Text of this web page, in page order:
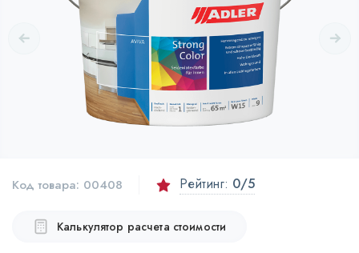
Код товара: 00408 Рейтинг: 0/5
Калькулятор расчета стоимости